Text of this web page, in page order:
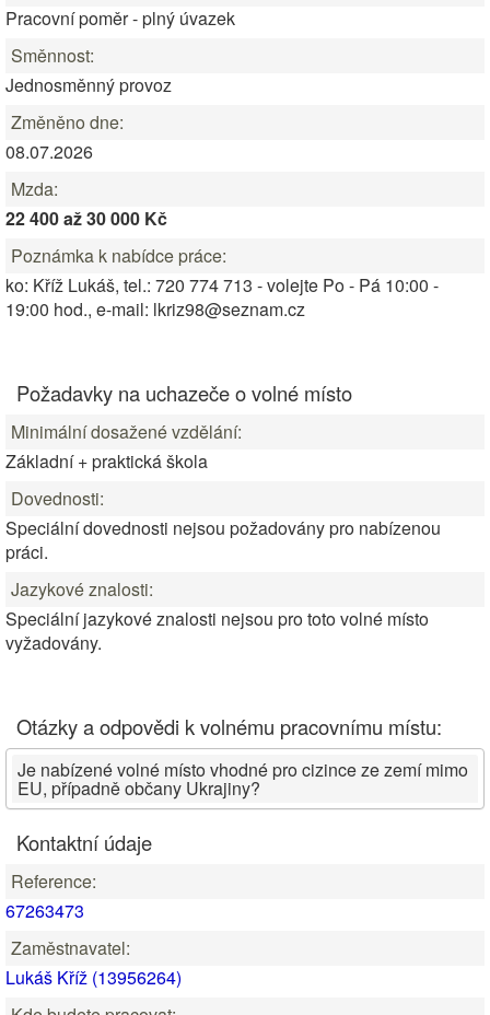
Pracovní poměr - plný úvazek
Směnnost:
Jednosměnný provoz
Změněno dne:
08.07.2026
Mzda:
22 400 až 30 000 Kč
Poznámka k nabídce práce:
ko: Kříž Lukáš, tel.: 720 774 713 - volejte Po - Pá 10:00 -
19:00 hod., e-mail: lkriz98@seznam.cz
Požadavky na uchazeče o volné místo
Minimální dosažené vzdělání:
Základní + praktická škola
Dovednosti:
Speciální dovednosti nejsou požadovány pro nabízenou
práci.
Jazykové znalosti:
Speciální jazykové znalosti nejsou pro toto volné místo
vyžadovány.
Otázky a odpovědi k volnému pracovnímu místu:
Je nabízené volné místo vhodné pro cizince ze zemí mimo
EU, případně občany Ukrajiny?
Kontaktní údaje
Reference:
67263473
Zaměstnavatel:
Lukáš Kříž (13956264)